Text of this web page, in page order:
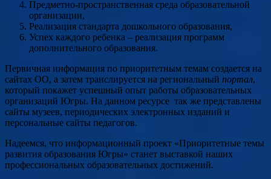
Предметно-пространственная среда образовательной
организации,
Реализация стандарта дошкольного образования,
Успех каждого ребенка – реализация программ
дополнительного образования.
Первичная информация по приоритетным темам создается на
сайтах ОО, а затем транслируется на региональный портал,
который покажет успешный опыт работы образовательных
организаций Югры. На данном ресурсе так же представлены
сайты музеев, периодических электронных изданий и
персональные сайты педагогов.
Надеемся, что информационный проект «Приоритетные темы
развития образования Югры» станет выставкой наших
профессиональных образовательных достижений.